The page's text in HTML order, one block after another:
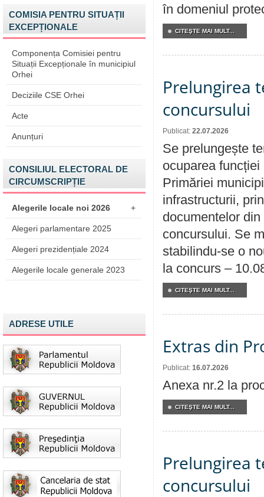
COMISIA PENTRU SITUAȚII
EXCEPȚIONALE
Componența Comisiei pentru
Situații Excepționale în municipiul
Orhei
Deciziile CSE Orhei
Acte
Anunțuri
CONSILIUL ELECTORAL DE
CIRCUMSCRIPȚIE
Alegerile locale noi 2026 +
Alegeri parlamentare 2025
Alegeri prezidențiale 2024
Alegerile locale generale 2023
ADRESE UTILE
în domeniul
CITEŞTE MAI MULT...
Prelungirea
concursului
Publicat: 22.07.2026
Se prelungește
ocuparea
Primăriei
infrastructurii,
documentelor
concursului. Se
stabilindu-se o
la concurs –
CITEŞTE MAI MULT...
Extras din
Publicat: 16.07.2026
Anexa nr.2 la
CITEŞTE MAI MULT...
Prelungirea
concursului